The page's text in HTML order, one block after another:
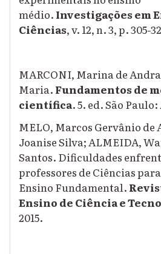
médio. Investigações em
Ciências, v. 12, n. 3, p. 305-
MARCONI, Marina de
Maria. Fundamentos de
científica. 5. ed. São
MELO, Marcos Gervânio de
Joanise Silva; ALMEIDA,
Santos. Dificuldades
professores de Ciências
Ensino Fundamental.
Ensino de Ciência e
2015.